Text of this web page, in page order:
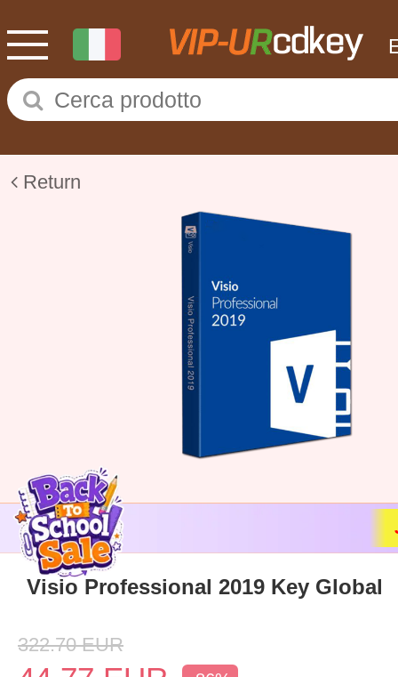
Return
Visio Professional 2019 Key Global
322.70 EUR